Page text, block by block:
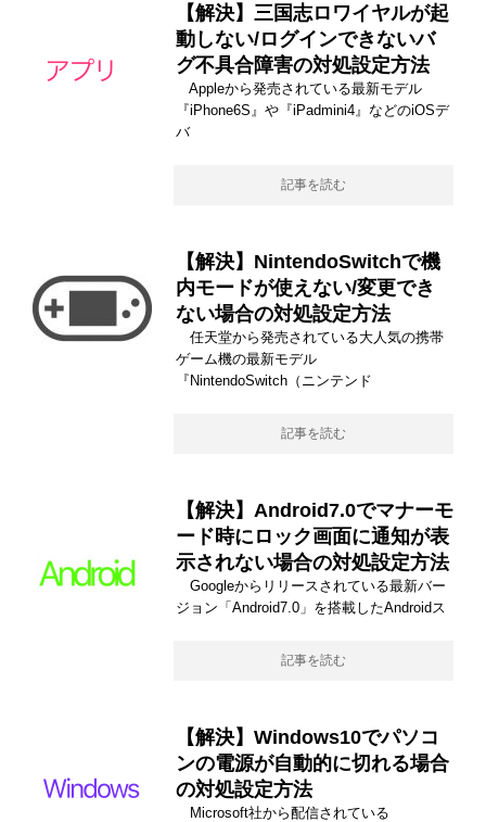
【解決】三国志ロワイヤルが起
動しない/ログインできないバ
グ不具合障害の対処設定方法
Appleから発売されている最新モデル
『iPhone6S』や『iPadmini4』などのiOSデ
バ
記事を読む
【解決】NintendoSwitchで機
内モードが使えない/変更でき
ない場合の対処設定方法
任天堂から発売されている大人気の携帯
ゲーム機の最新モデル
『NintendoSwitch（ニンテンド
記事を読む
【解決】Android7.0でマナーモ
ード時にロック画面に通知が表
示されない場合の対処設定方法
Googleからリリースされている最新バー
ジョン「Android7.0」を搭載したAndroidス
記事を読む
【解決】Windows10でパソコ
ンの電源が自動的に切れる場合
の対処設定方法
Microsoft社から配信されている